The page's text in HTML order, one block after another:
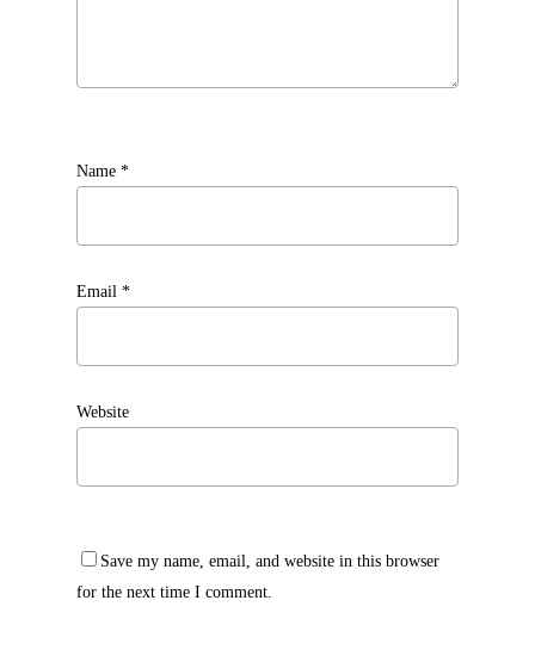
Name *
Email *
Website
Save my name, email, and website in this browser
for the next time I comment.